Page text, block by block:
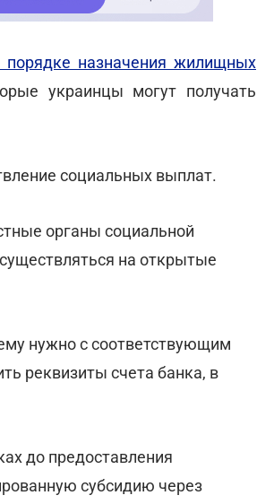
назначения жилищных
украинцы могут получать
социальных выплат.
органы социальной
на открытые
нужно с соответствующим
реквизиты счета банка, в
до предоставления
субсидию через